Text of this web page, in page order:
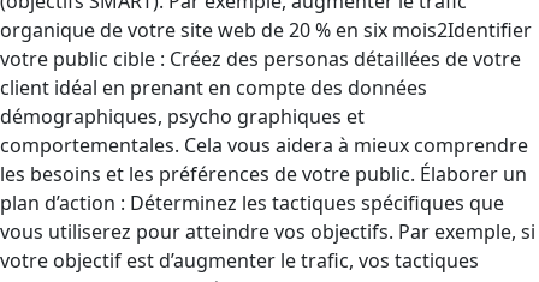
organique de votre site web de 20 % en six mois2Identifier
votre public cible : Créez des personas détaillées de votre
client idéal en prenant en compte des données
démographiques, psycho graphiques et
comportementales. Cela vous aidera à mieux comprendre
les besoins et les préférences de votre public. Élaborer un
plan d’action : Déterminez les tactiques spécifiques que
vous utiliserez pour atteindre vos objectifs. Par exemple, si
votre objectif est d’augmenter le trafic, vos tactiques